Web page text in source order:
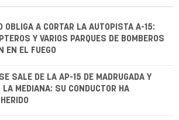
OBLIGA A CORTAR LA AUTOPISTA A-15:
Y VARIOS PARQUES DE BOMBEROS
EN EL FUEGO
SALE DE LA AP-15 DE MADRUGADA Y
LA MEDIANA: SU CONDUCTOR HA